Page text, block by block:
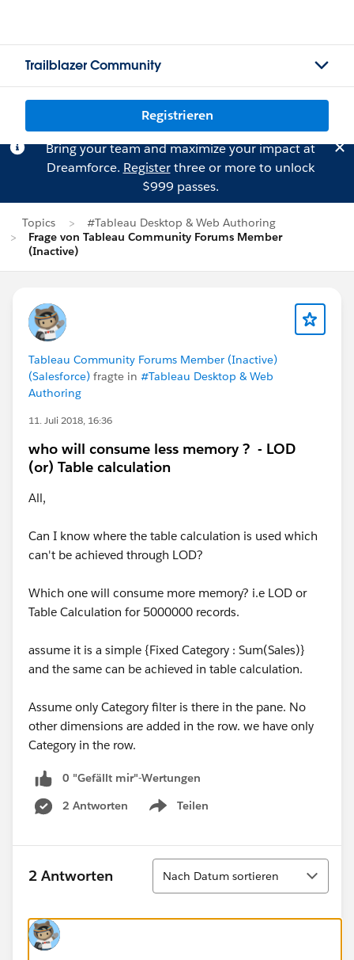
Trailblazer Community
Registrieren
Bring your team and maximize your impact at
Dreamforce. Registerthree or more to unlock
$999 passes.
Topics
#Tableau Desktop & Web Authoring
Frage von Tableau Community Forums Member
(Inactive)
Tableau Community Forums Member (Inactive)
(Salesforce) fragte in #Tableau Desktop & Web
Authoring
11. Juli 2018, 16:36
who will consume less memory ? - LOD
(or) Table calculation
All,
Can I know where the table calculation is used which
can't be achieved through LOD?
Which one will consume more memory? i.e LOD or
Table Calculation for 5000000 records.
assume it is a simple {Fixed Category : Sum(Sales)}
and the same can be achieved in table calculation.
Assume only Category filter is there in the pane. No
other dimensions are added in the row. we have only
Category in the row.
0 "Gefällt mir"-Wertungen
2 Antworten
Teilen
Show menu
2 Antworten
Sortieren
Nach Datum sortieren